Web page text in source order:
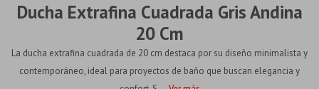
Ducha Extrafina Cuadrada Gris Andina
20 Cm
La ducha extrafina cuadrada de 20 cm destaca por su diseño minimalista y
contemporáneo, ideal para proyectos de baño que buscan elegancia y